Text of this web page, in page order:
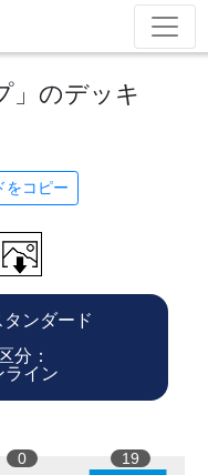
」のデッキ
をコピー
ンダード
分：
ライン
0 19